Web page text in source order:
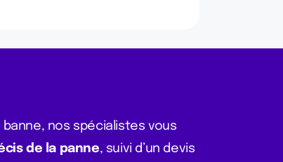
nos spécialistes vous
de la panne, suivi d’un devis